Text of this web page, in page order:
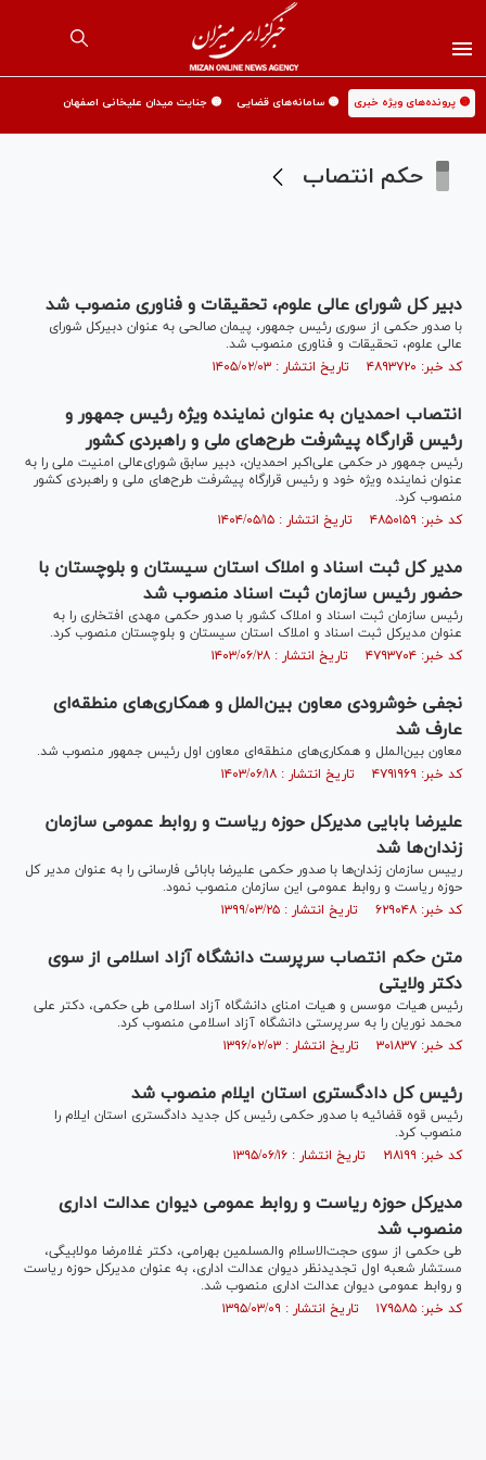
🟡 پرونده‌های ویژه خبری 🟡 سامانه‌های قضایی 🟡 جنایت میدان علیخانی اصفهان
حکم انتصاب
دبیر کل شورای عالی علوم، تحقیقات و فناوری منصوب شد
با صدور حکمی از سوری رئیس جمهور، پیمان صالحی به عنوان دبیرکل شورای
عالی علوم، تحقیقات و فناوری منصوب شد.
کد خبر: ۴۸۹۳۷۲۰ تاریخ انتشار : ۱۴۰۵/۰۲/۰۳
انتصاب احمدیان به عنوان نماینده ویژه رئیس جمهور و
رئیس قرارگاه پیشرفت طرح‌های ملی و راهبردی کشور
رئیس جمهور در حکمی علی‌اکبر احمدیان، دبیر سابق شورای‌عالی امنیت ملی را به
عنوان نماینده ویژه خود و رئیس قرارگاه پیشرفت طرح‌های ملی و راهبردی کشور
منصوب کرد.
کد خبر: ۴۸۵۰۱۵۹ تاریخ انتشار : ۱۴۰۴/۰۵/۱۵
مدیر کل ثبت اسناد و املاک استان سیستان و بلوچستان با
حضور رئیس سازمان ثبت اسناد منصوب شد
رئیس سازمان ثبت اسناد و املاک کشور با صدور حکمی مهدی افتخاری را به
عنوان مدیرکل ثبت اسناد و املاک استان سیستان و بلوچستان منصوب کرد.
کد خبر: ۴۷۹۳۷۰۴ تاریخ انتشار : ۱۴۰۳/۰۶/۲۸
نجفی خوشرودی معاون بین‌الملل و همکاری‌های منطقه‌ای
عارف شد
معاون بین‌الملل و همکاری‌های منطقه‌ای معاون اول رئیس جمهور منصوب شد.
کد خبر: ۴۷۹۱۹۶۹ تاریخ انتشار : ۱۴۰۳/۰۶/۱۸
علیرضا بابایی مدیرکل حوزه ریاست و روابط عمومی سازمان
زندان‌ها شد
رییس سازمان زندان‌ها با صدور حکمی علیرضا بابائی فارسانی را به عنوان مدیر کل
حوزه ریاست و روابط عمومی این سازمان منصوب نمود.
کد خبر: ۶۲۹۰۴۸ تاریخ انتشار : ۱۳۹۹/۰۳/۲۵
متن حکم انتصاب سرپرست دانشگاه آزاد اسلامی از سوی
دکتر ولایتی
رئیس هیات موسس و هیات امنای دانشگاه آزاد اسلامی طی حکمی، دکتر علی
محمد نوریان را به سرپرستی دانشگاه آزاد اسلامی منصوب کرد.
کد خبر: ۳۰۱۸۳۷ تاریخ انتشار : ۱۳۹۶/۰۲/۰۳
رئیس کل دادگستری استان ایلام منصوب شد
رئیس قوه قضائیه با صدور حکمی رئیس کل جدید دادگستری استان ایلام را
منصوب کرد.
کد خبر: ۲۱۸۱۹۹ تاریخ انتشار : ۱۳۹۵/۰۶/۱۶
مدیرکل حوزه ریاست و روابط عمومی دیوان عدالت اداری
منصوب شد
طی حکمی از سوی حجت‌الاسلام والمسلمین بهرامی، دکتر غلامرضا مولابیگی،
مستشار شعبه اول تجدیدنظر دیوان عدالت اداری، به عنوان مدیرکل حوزه ریاست
و روابط عمومی دیوان عدالت اداری منصوب شد.
کد خبر: ۱۷۹۵۸۵ تاریخ انتشار : ۱۳۹۵/۰۳/۰۹